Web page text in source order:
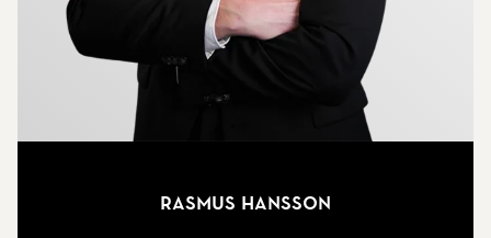
fantastiskt läge, där du får både stadens puls och
grönskande parker inom räckhåll.
Varmt välkommen att anmäla ditt intresse hos
Rasmus Hansson